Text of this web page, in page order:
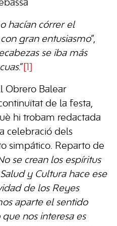
hacían córrer el
gran entusiasmo”,
se iba más
.”
Obrero Balear
de la festa,
hi trobam redactada
celebració dels
simpático. Reparto de
se crean los espíritus
y Cultura hace ese
de los Reyes
aparte el sentido
nos interesa es